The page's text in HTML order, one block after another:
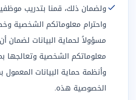
ولضمان ذلك، قمنا بتدريب
واحترام معلوماتكم الشخصية
مسؤولاً لحماية البيانات لضمان
معلوماتكم الشخصية وتعالجها
وأنظمة حماية البيانات
الخصوصية هذه.